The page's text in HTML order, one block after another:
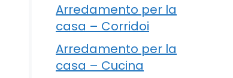
Arredamento per la
casa – Corridoi
Arredamento per la
casa – Cucina